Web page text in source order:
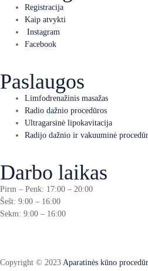
Registracija
Kaip atvykti
Instagram
Facebook
Paslaugos
Limfodrenažinis masažas
Radio dažnio procedūros
Ultragarsinė lipokavitacija
Radijo dažnio ir vakuuminė
Darbo laikas
Pirm – Penk: 17:00 – 20:00
Šešt: 9:00 – 16:00
Sekm: 9:00 – 16:00
Copyright © 2023 Aparatinės kūno